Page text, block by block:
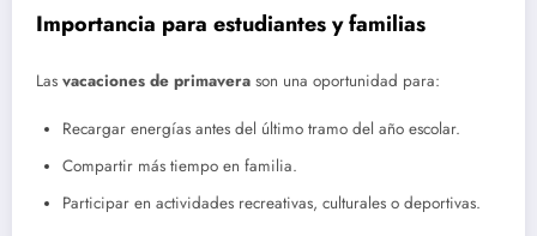
Importancia para estudiantes y familias
Las vacaciones de primavera son una oportunidad para:
Recargar energías antes del último tramo del año escolar.
Compartir más tiempo en familia.
Participar en actividades recreativas, culturales o deportivas.